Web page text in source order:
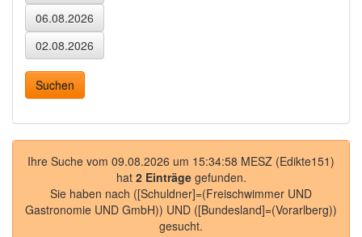
Ihre Suche vom 09.08.2026 um 15:34:58 MESZ (Edikte151)
hat 2 Einträgegefunden.
Sie haben nach ([Schuldner]=(Freischwimmer UND
Gastronomie UND GmbH)) UND ([Bundesland]=(Vorarlberg))
gesucht.